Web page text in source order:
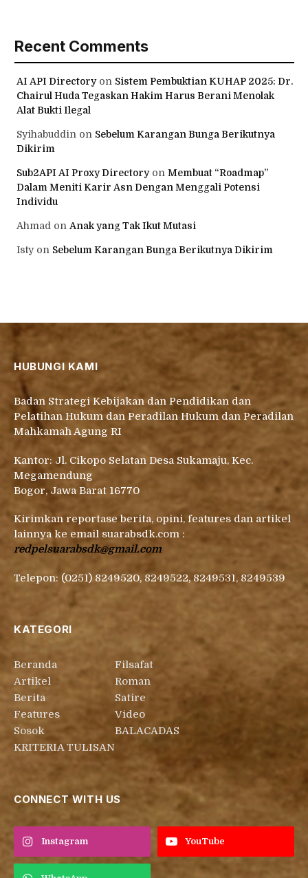
Recent Comments
AI API Directoryon Sistem Pembuktian KUHAP 2025: Dr.
Chairul Huda Tegaskan Hakim Harus Berani Menolak
Alat Bukti Ilegal
Syihabuddin on Sebelum Karangan Bunga Berikutnya
Dikirim
Sub2API AI Proxy Directoryon Membuat “Roadmap”
Dalam Meniti Karir Asn Dengan Menggali Potensi
Individu
Ahmad on Anak yang Tak Ikut Mutasi
Istyon Sebelum Karangan Bunga Berikutnya Dikirim
HUBUNGI KAMI
Badan Strategi Kebijakan dan Pendidikan dan
Pelatihan Hukum dan Peradilan Hukum dan Peradilan
Mahkamah Agung RI
Kantor: Jl. Cikopo Selatan Desa Sukamaju, Kec.
Megamendung
Bogor, Jawa Barat 16770
Kirimkan reportase berita, opini, features dan artikel
lainnya ke email suarabsdk.com :
redpelsuarabsdk@gmail.com
Telepon: (0251) 8249520, 8249522, 8249531, 8249539
KATEGORI
Beranda
Artikel
Berita
Features
Sosok
KRITERIA TULISAN
Filsafat
Roman
Satire
Video
BALACADAS
CONNECT WITH US
Instagram YouTube